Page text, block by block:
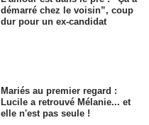
démarré chez le voisin”, coup
dur pour un ex-candidat
Mariés au premier regard :
Lucile a retrouvé Mélanie... et
elle n'est pas seule !